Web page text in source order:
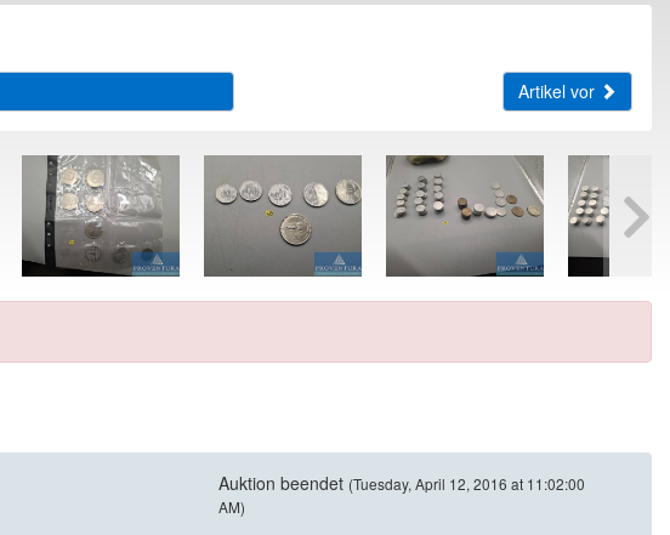
Artikel vor
Auktion beendet (Tuesday, April 12, 2016 at 11:02:00
AM)